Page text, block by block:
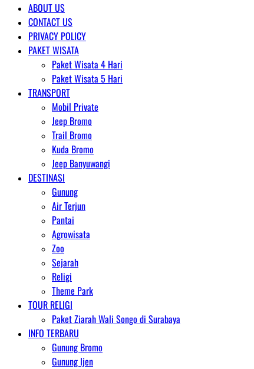
ABOUT US
CONTACT US
PRIVACY POLICY
PAKET WISATA
Paket Wisata 4 Hari
Paket Wisata 5 Hari
TRANSPORT
Mobil Private
Jeep Bromo
Trail Bromo
Kuda Bromo
Jeep Banyuwangi
DESTINASI
Gunung
Air Terjun
Pantai
Agrowisata
Zoo
Sejarah
Religi
Theme Park
TOUR RELIGI
Paket Ziarah Wali Songo di Surabaya
INFO TERBARU
Gunung Bromo
Gunung Ijen